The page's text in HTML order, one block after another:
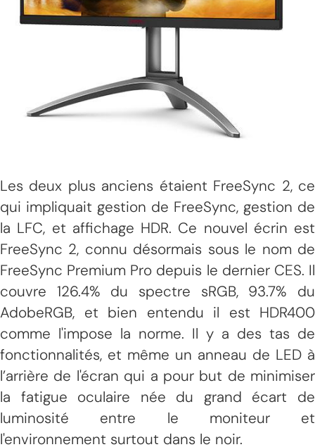
Les deux plus anciens étaient FreeSync 2, ce
qui impliquait gestion de FreeSync, gestion de
la LFC, et affichage HDR. Ce nouvel écrin est
FreeSync 2, connu désormais sous le nom de
FreeSync Premium Pro depuis le dernier CES. Il
couvre 126.4% du spectre sRGB, 93.7% du
AdobeRGB, et bien entendu il est HDR400
comme l'impose la norme. Il y a des tas de
fonctionnalités, et même un anneau de LED à
l’arrière de l'écran qui a pour but de minimiser
la fatigue oculaire née du grand écart de
luminosité entre le moniteur et
l'environnement surtout dans le noir.